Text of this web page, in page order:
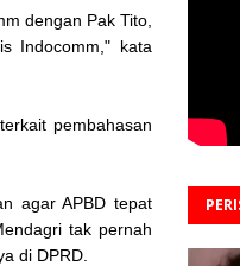
dengan Pak Tito,
Indocomm," kata
pembahasan
agar APBD tepat
tak pernah
di DPRD.